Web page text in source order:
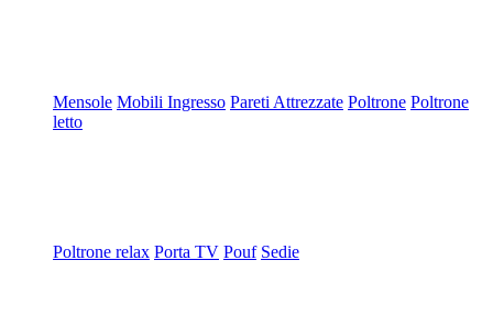
Mensole Mobili Ingresso Pareti Attrezzate Poltrone Poltrone
letto
Poltrone relax Porta TV Pouf Sedie